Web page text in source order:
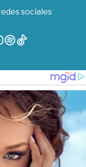
sociales